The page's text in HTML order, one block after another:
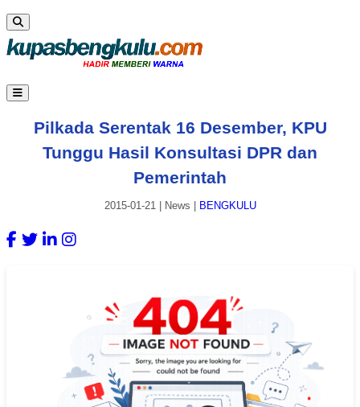
Pilkada Serentak 16 Desember, KPU
Tunggu Hasil Konsultasi DPR dan
Pemerintah
2015-01-21| News BENGKULU